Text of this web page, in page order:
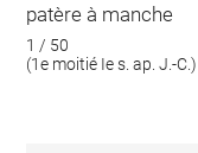
patère à manche
1 / 50
(1e moitié Ie s. ap. J.-C.)